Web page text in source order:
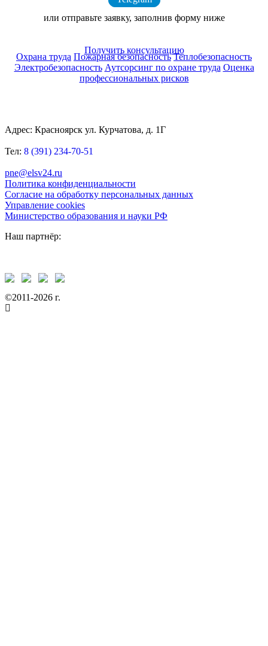
или отправьте заявку, заполнив форму ниже
Получить консультацию
Охрана труда Пожарная безопасность Теплобезопасность
Электробезопасность Аутсорсинг по охране труда Оценка
профессиональных рисков
Адрес: Красноярск ул. Курчатова, д. 1Г
Тел: 8 (391) 234-70-51
pne@elsv24.ru
Политика конфиденциальности
Согласие на обработку персональных данных
Управление cookies
Министерство образования и науки РФ
Наш партнёр:
©2011-2026 г.